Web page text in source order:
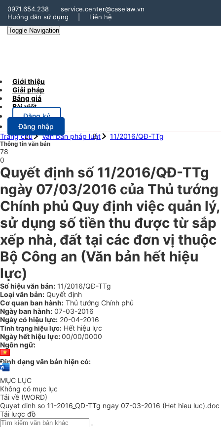
0971.654.238
service.center@caselaw.vn
Hướng dẫn sử dụng
Liên hệ
Toggle Navigation
Giới thiệu
Giải pháp
Bảng giá
Bài viết
Đăng ký
Đăng nhập
Trang chủ
Văn bản pháp luật 11/2016/QĐ-TTg
Thông tin văn bản
78
0
Quyết định số 11/2016/QĐ-TTg
ngày 07/03/2016 của Thủ tướng
Chính phủ Quy định việc quản lý,
sử dụng số tiền thu được từ sắp
xếp nhà, đất tại các đơn vị thuộc
Bộ Công an (Văn bản hết hiệu
lực)
Số hiệu văn bản: 11/2016/QĐ-TTg
Loại văn bản: Quyết định
Cơ quan ban hành: Thủ tướng Chính phủ
Ngày ban hành: 07-03-2016
Ngày có hiệu lực: 20-04-2016
Tình trạng hiệu lực: Hết hiệu lực
Ngày hết hiệu lực:00/00/0000
Ngôn ngữ:
Định dạng văn bản hiện có:
MỤC LỤC
Không có mục lục
Tải về (WORD)
Quyet dinh so 11-2016_QD-TTg ngay 07-03-2016 (Het hieu luc).doc
Tải lược đồ